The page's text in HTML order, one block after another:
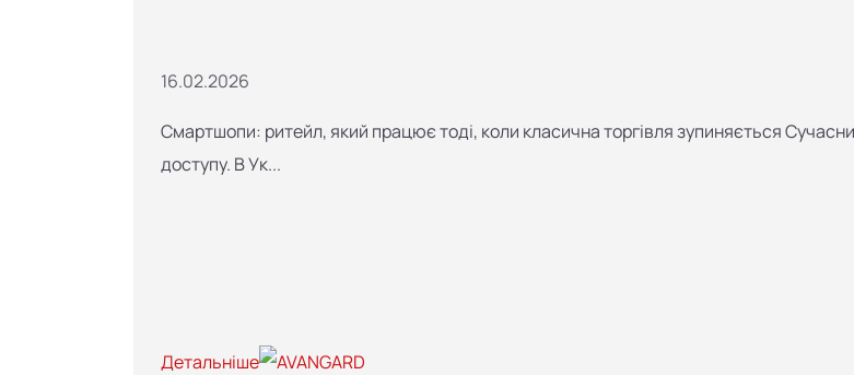
16.02.2026
Смартшопи: ритейл, який працює тоді, коли класична торгівля зупиняється
доступу. В Ук...
Детальніше